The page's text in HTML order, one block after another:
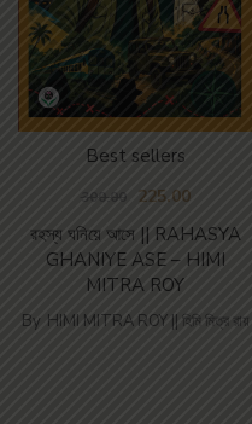
রহস্য ঘনিয়ে আসে || RAHASYA
GHANIYE ASE – HIMI
MITRA ROY
Best sellers
300.00 225.00
By HIMI MITRA ROY || হিমি মিত্র রায়